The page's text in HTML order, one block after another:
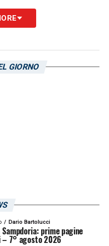
GIORNO
Dario Bartolucci
prime pagine
7° agosto 2026